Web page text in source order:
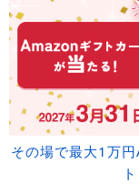
その場で最大1万